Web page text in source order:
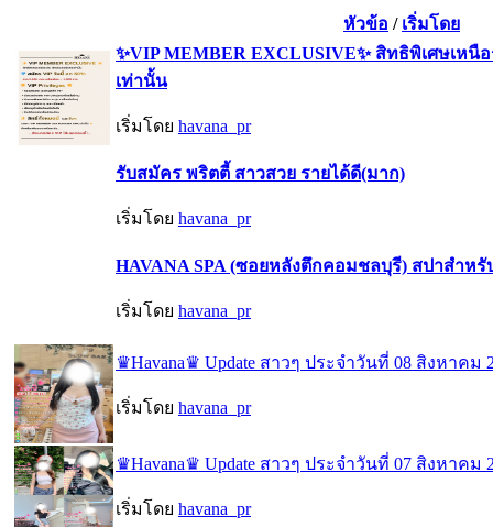
หัวข้อ / เริ่มโดย
✨VIP MEMBER EXCLUSIVE✨ สิทธิพิเศษเหนื
เท่านั้น
เริ่มโดย havana_pr
รับสมัคร พริตตี้ สาวสวย รายได้ดี(มาก)
เริ่มโดย havana_pr
HAVANA SPA (ซอยหลังตึกคอมชลบุรี) สปาสำห
เริ่มโดย havana_pr
♛Havana♛ Update สาวๆ ประจำวันที่ 08 สิงหาคม
เริ่มโดย havana_pr
♛Havana♛ Update สาวๆ ประจำวันที่ 07 สิงหาคม
เริ่มโดย havana_pr